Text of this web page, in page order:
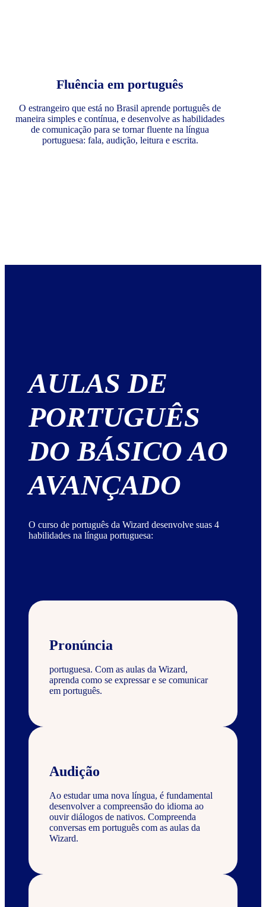
Fluência em português
O estrangeiro que está no Brasil aprende português de
maneira simples e contínua, e desenvolve as habilidades
de comunicação para se tornar fluente na língua
portuguesa: fala, audição, leitura e escrita.
AULAS DE
PORTUGUÊS
DO BÁSICO AO
AVANÇADO
O curso de português da Wizard desenvolve suas 4
habilidades na língua portuguesa:
Pronúncia
portuguesa. Com as aulas da Wizard,
aprenda como se expressar e se comunicar
em português.
Audição
Ao estudar uma nova língua, é fundamental
desenvolver a compreensão do idioma ao
ouvir diálogos de nativos. Compreenda
conversas em português com as aulas da
Wizard.